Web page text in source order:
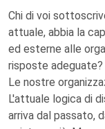
Chi di voi
attuale, abbia la
ed esterne alle
risposte adeguate?
Le nostre
L'attuale logica di
arriva dal passato,